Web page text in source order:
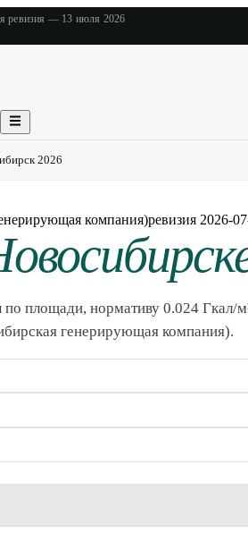
ревизия — 13 июля 2026
2026
компания)ревизия 2026-
площади, нормативу 0.024 Гкал/
генерирующая компания).